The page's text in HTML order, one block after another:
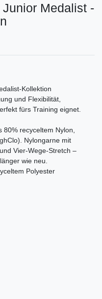
Medalist -
Kollektion
und Flexibilität,
fürs Training eignet.
recyceltem Nylon,
Nylongarne mit
Vier-Wege-Stretch –
wie neu.
Polyester